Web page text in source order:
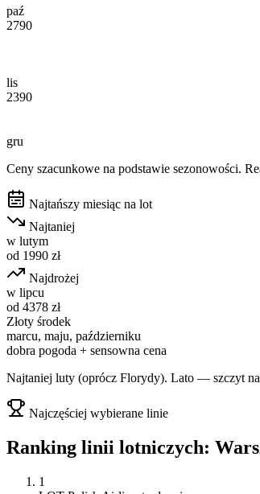
paź
2790
lis
2390
gru
Ceny szacunkowe na podstawie sezonowości.
Najtańszy miesiąc na lot
Najtaniej
w lutym
od 1990 zł
Najdrożej
w lipcu
od 4378 zł
Złoty środek
marcu, maju, październiku
dobra pogoda + sensowna cena
Najtaniej luty (oprócz Florydy). Lato — szczyt na
Najczęściej wybierane linie
Ranking linii lotniczych:
1